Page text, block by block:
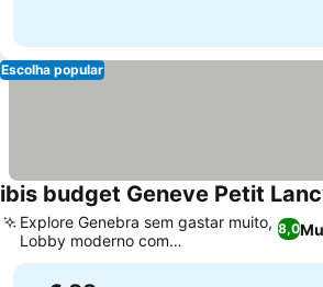
Escolha popular
ibis budget Geneve Petit
8,0
Explore Genebra sem gastar muito,
Lobby moderno com
entretenimento